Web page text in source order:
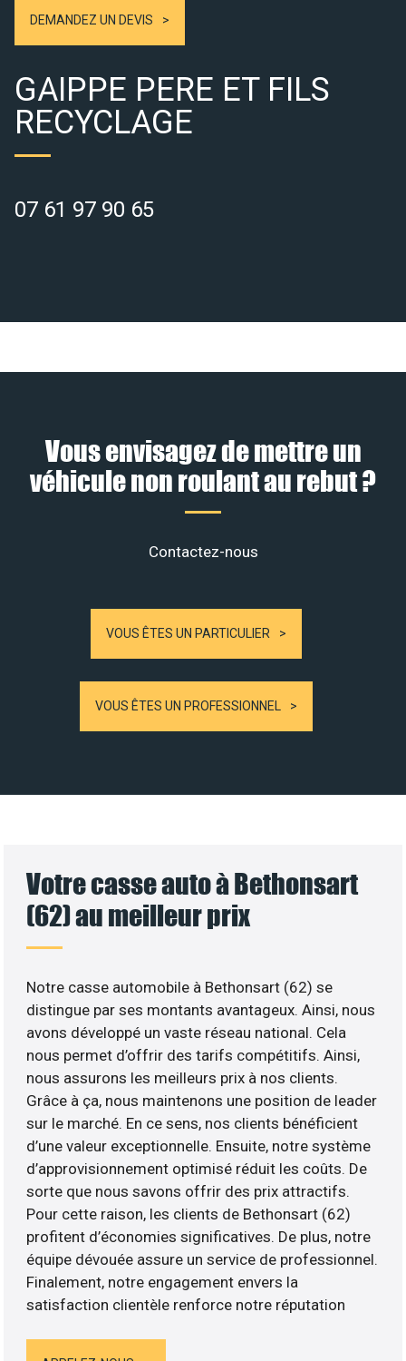
DEMANDEZ UN DEVIS
GAIPPE PERE ET FILS
RECYCLAGE
07 61 97 90 65
Vous envisagez de mettre un
véhicule non roulant au rebut ?
Contactez-nous
VOUS ÊTES UN PARTICULIER
VOUS ÊTES UN PROFESSIONNEL
Votre casse auto à Bethonsart
(62) au meilleur prix
Notre casse automobile à Bethonsart (62) se
distingue par ses montants avantageux. Ainsi, nous
avons développé un vaste réseau national. Cela
nous permet d’offrir des tarifs compétitifs. Ainsi,
nous assurons les meilleurs prix à nos clients.
Grâce à ça, nous maintenons une position de leader
sur le marché. En ce sens, nos clients bénéficient
d’une valeur exceptionnelle. Ensuite, notre système
d’approvisionnement optimisé réduit les coûts. De
sorte que nous savons offrir des prix attractifs.
Pour cette raison, les clients de Bethonsart (62)
profitent d’économies significatives. De plus, notre
équipe dévouée assure un service de professionnel.
Finalement, notre engagement envers la
satisfaction clientèle renforce notre réputation